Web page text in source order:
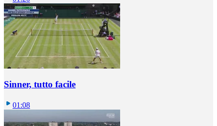
Sinner, tutto facile
01:08